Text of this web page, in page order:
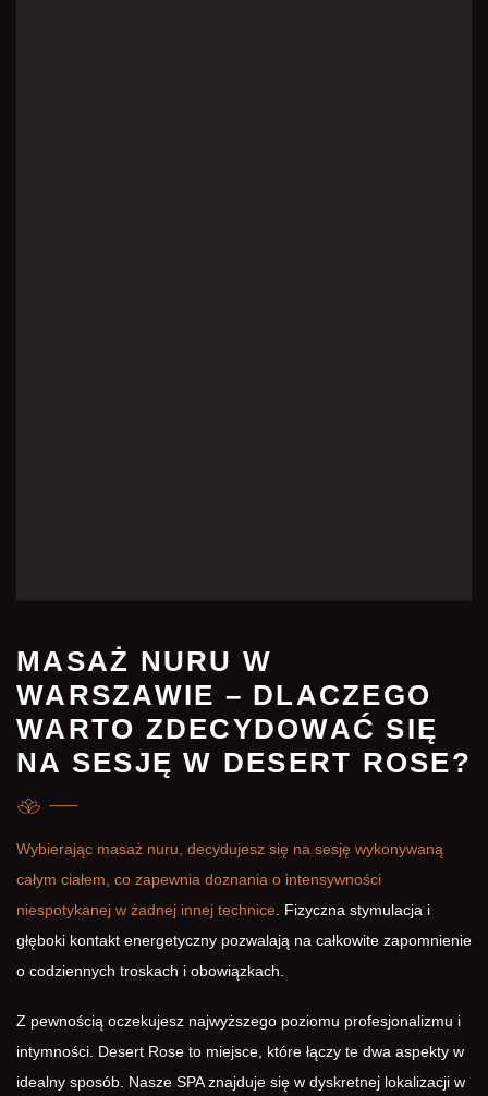
MASAŻ NURU W
WARSZAWIE – DLACZEGO
WARTO ZDECYDOWAĆ SIĘ
NA SESJĘ W DESERT ROSE?
Wybierając masaż nuru, decydujesz się na sesję wykonywaną
całym ciałem, co zapewnia doznania o intensywności
niespotykanej w żadnej innej technice . Fizyczna stymulacja i
głęboki kontakt energetyczny pozwalają na całkowite zapomnienie
o codziennych troskach i obowiązkach.
Z pewnością oczekujesz najwyższego poziomu profesjonalizmu i
intymności. Desert Rose to miejsce, które łączy te dwa aspekty w
idealny sposób. Nasze SPA znajduje się w dyskretnej lokalizacji w